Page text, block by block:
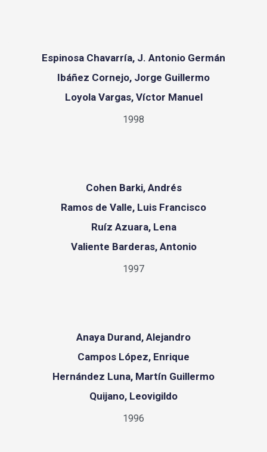
Espinosa Chavarría, J. Antonio Germán
Ibáñez Cornejo, Jorge Guillermo
Loyola Vargas, Víctor Manuel
1998
Cohen Barki, Andrés
Ramos de Valle, Luis Francisco
Ruíz Azuara, Lena
Valiente Barderas, Antonio
1997
Anaya Durand, Alejandro
Campos López, Enrique
Hernández Luna, Martín Guillermo
Quijano, Leovigildo
1996